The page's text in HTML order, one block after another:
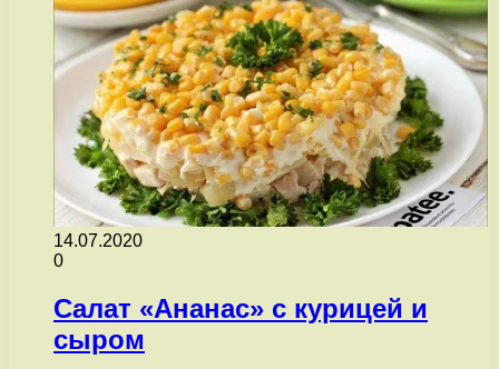
14.07.2020
0
Салат «Ананас» с курицей и
сыром